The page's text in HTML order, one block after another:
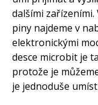
dalšími
piny najdeme v
elektronickými
desce microbit je
protože je
je jednoduše